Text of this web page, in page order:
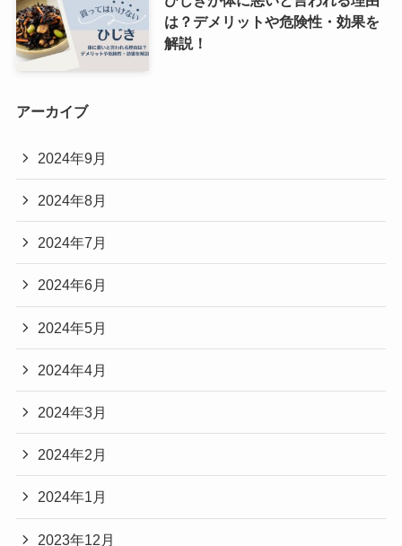
は？デメリットや危険性・効果を
解説！
アーカイブ
2024年9月
2024年8月
2024年7月
2024年6月
2024年5月
2024年4月
2024年3月
2024年2月
2024年1月
2023年12月